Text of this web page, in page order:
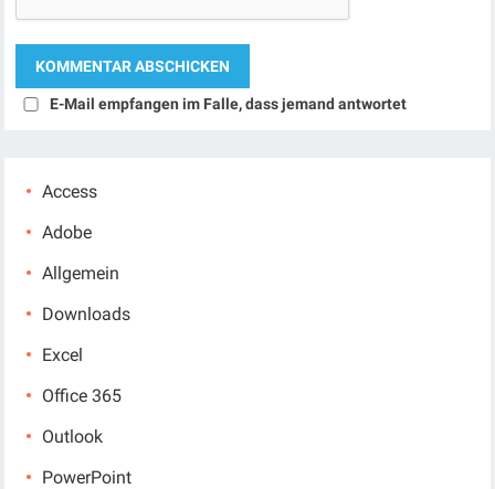
E-Mail empfangen im Falle, dass jemand antwortet
Access
Adobe
Allgemein
Downloads
Excel
Office 365
Outlook
PowerPoint